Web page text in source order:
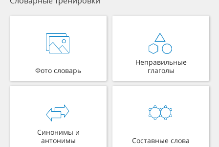
Фото словарь
Неправильные
глаголы
Синонимы и
антонимы
Составные слова